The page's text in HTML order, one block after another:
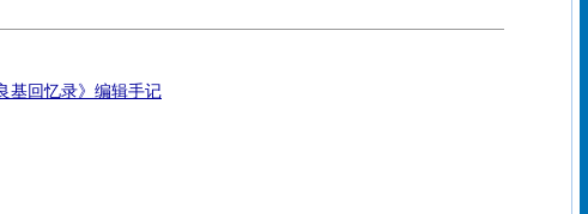
基回忆录》编辑手记